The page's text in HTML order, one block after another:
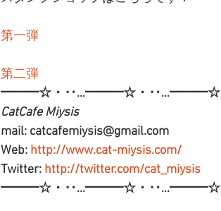
第一弾
第二弾
━━━☆・‥…━━━☆・‥…━━━☆
CatCafe Miysis
mail: catcafemiysis@gmail.com
Web: http://www.cat-miysis.com/
Twitter: http://twitter.com/cat_miysis
━━━☆・‥…━━━☆・‥…━━━☆